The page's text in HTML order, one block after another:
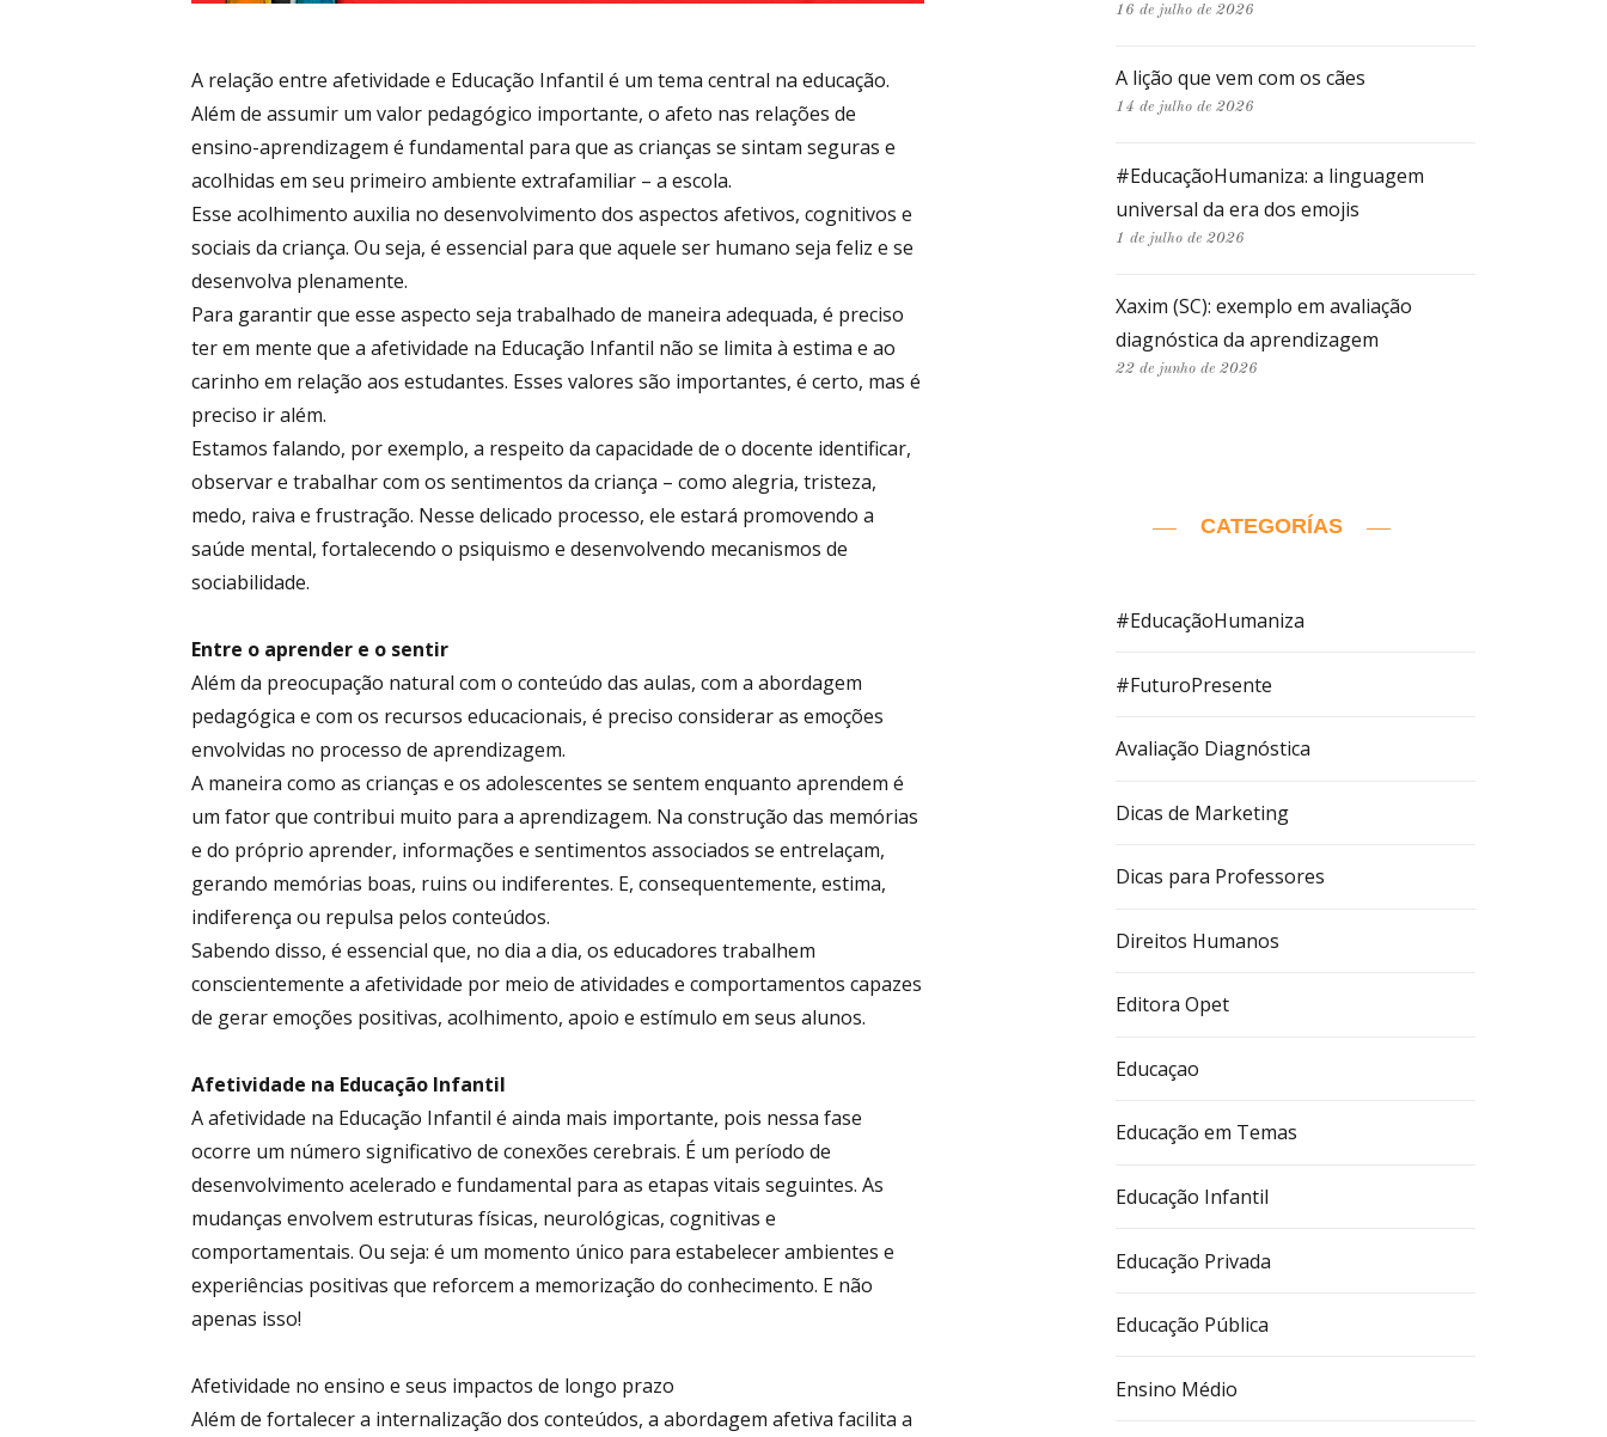
A relação entre afetividade e Educação Infantil é um tema central na educação.
Além de assumir um valor pedagógico importante, o afeto nas relações de
ensino-aprendizagem é fundamental para que as crianças se sintam seguras e
acolhidas em seu primeiro ambiente extrafamiliar – a escola.
Esse acolhimento auxilia no desenvolvimento dos aspectos afetivos, cognitivos e
sociais da criança. Ou seja, é essencial para que aquele ser humano seja feliz e se
desenvolva plenamente.
Para garantir que esse aspecto seja trabalhado de maneira adequada, é preciso
ter em mente que a afetividade na Educação Infantil não se limita à estima e ao
carinho em relação aos estudantes. Esses valores são importantes, é certo, mas é
preciso ir além.
Estamos falando, por exemplo, a respeito da capacidade de o docente identificar,
observar e trabalhar com os sentimentos da criança – como alegria, tristeza,
medo, raiva e frustração. Nesse delicado processo, ele estará promovendo a
saúde mental, fortalecendo o psiquismo e desenvolvendo mecanismos de
sociabilidade.
Entre o aprender e o sentir
Além da preocupação natural com o conteúdo das aulas, com a abordagem
pedagógica e com os recursos educacionais, é preciso considerar as emoções
envolvidas no processo de aprendizagem.
A maneira como as crianças e os adolescentes se sentem enquanto aprendem é
um fator que contribui muito para a aprendizagem. Na construção das memórias
e do próprio aprender, informações e sentimentos associados se entrelaçam,
gerando memórias boas, ruins ou indiferentes. E, consequentemente, estima,
indiferença ou repulsa pelos conteúdos.
Sabendo disso, é essencial que, no dia a dia, os educadores trabalhem
conscientemente a afetividade por meio de atividades e comportamentos capazes
de gerar emoções positivas, acolhimento, apoio e estímulo em seus alunos.
Afetividade na Educação Infantil
A afetividade na Educação Infantil é ainda mais importante, pois nessa fase
ocorre um número significativo de conexões cerebrais. É um período de
desenvolvimento acelerado e fundamental para as etapas vitais seguintes. As
mudanças envolvem estruturas físicas, neurológicas, cognitivas e
comportamentais. Ou seja: é um momento único para estabelecer ambientes e
experiências positivas que reforcem a memorização do conhecimento. E não
apenas isso!
Afetividade no ensino e seus impactos de longo prazo
Além de fortalecer a internalização dos conteúdos, a abordagem afetiva facilita a
16 de julho de 2026
A lição que vem com os cães
14 de julho de 2026
#EducaçãoHumaniza: a linguagem
universal da era dos emojis
1 de julho de 2026
Xaxim (SC): exemplo em avaliação
diagnóstica da aprendizagem
22 de junho de 2026
CATEGORÍAS
#EducaçãoHumaniza
#FuturoPresente
Avaliação Diagnóstica
Dicas de Marketing
Dicas para Professores
Direitos Humanos
Editora Opet
Educaçao
Educação em Temas
Educação Infantil
Educação Privada
Educação Pública
Ensino Médio